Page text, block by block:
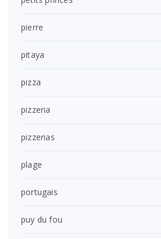
pierre
pitaya
pizza
pizzeria
pizzerias
plage
portugais
puy du fou